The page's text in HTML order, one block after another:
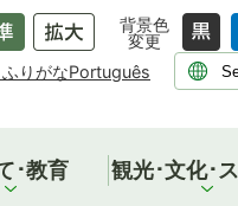
背景色
変更
りがなPortuguês
･教育 観光･文化･